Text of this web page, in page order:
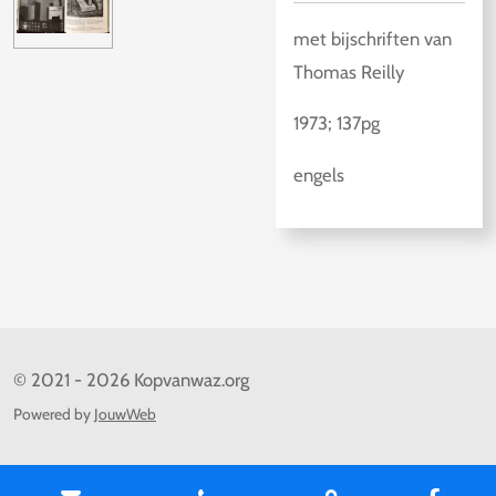
met bijschriften van
Thomas Reilly
1973; 137pg
engels
© 2021 - 2026 Kopvanwaz.org
Powered by JouwWeb